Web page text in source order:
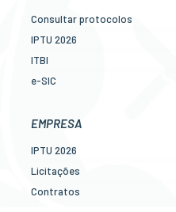
Consultar protocolos
IPTU 2026
ITBI
e-SIC
Legislação
EMPRESA
IPTU 2026
Licitações
Contratos